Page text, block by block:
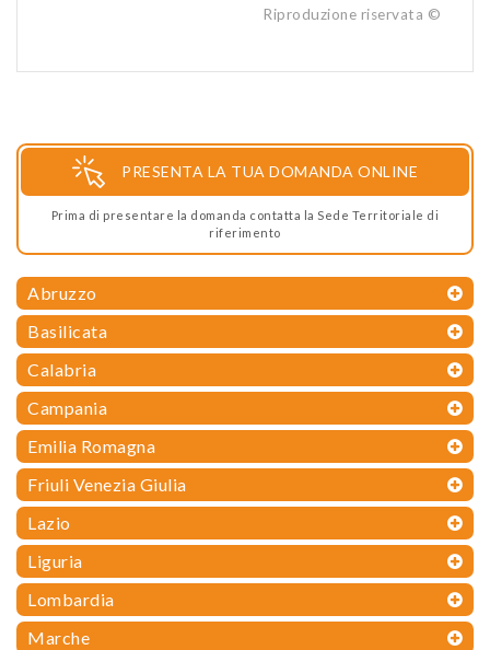
Riproduzione riservata ©
PRESENTA LA TUA DOMANDA ONLINE
Prima di presentare la domanda contatta la Sede Territoriale di
riferimento
Abruzzo
Basilicata
Calabria
Campania
Emilia Romagna
Friuli Venezia Giulia
Lazio
Liguria
Lombardia
Marche